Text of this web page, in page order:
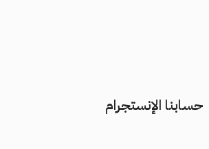
حسابنا الإنستجرام